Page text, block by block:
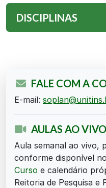
DISCIPLINAS
FALE COM A
E-mail:
AULAS AO VIVO
Aula semanal ao vivo,
conforme disponível no
Curso e calendário
Reitoria de Pesquisa e